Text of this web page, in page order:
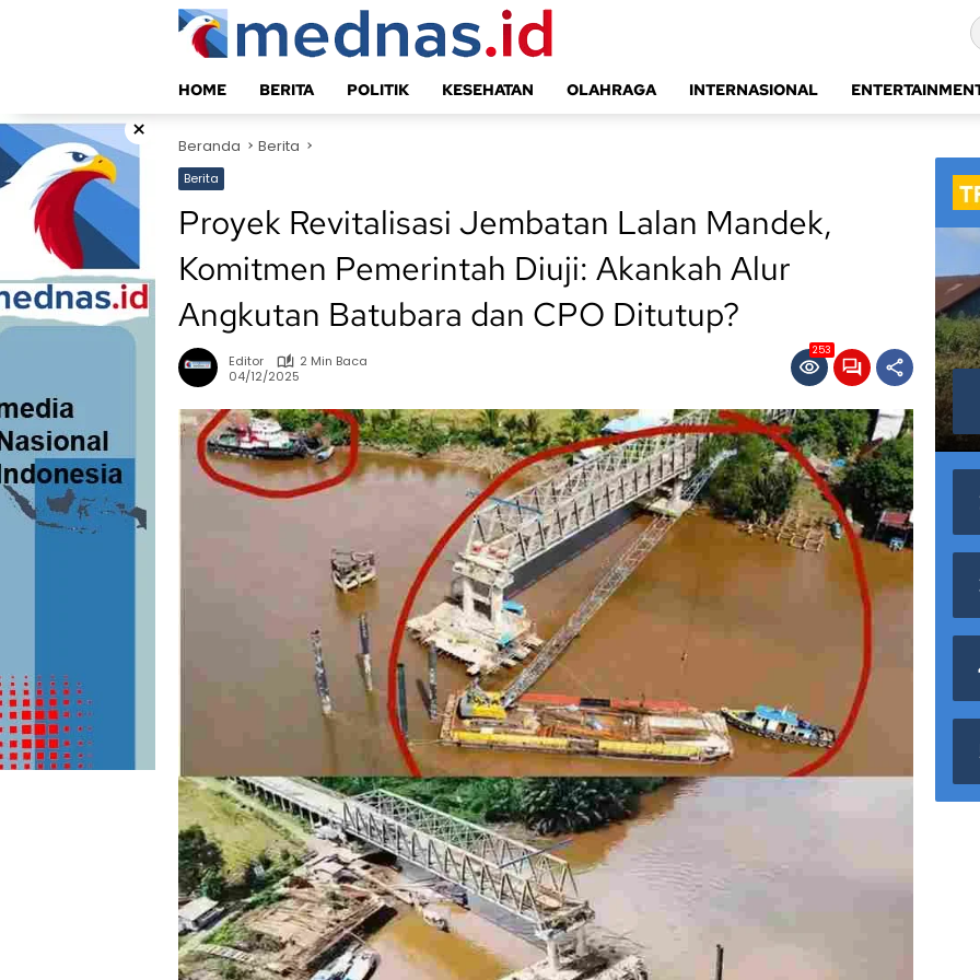
HOME BERITA POLITIK KESEHATAN OLAHRAGA INTERNASIONAL
× Beranda Berita
Berita
Proyek Revitalisasi Jembatan Lalan Mandek,
Komitmen Pemerintah Diuji: Akankah Alur
Angkutan Batubara dan CPO Ditutup?
Editor
2 Min Baca
04/12/2025
253